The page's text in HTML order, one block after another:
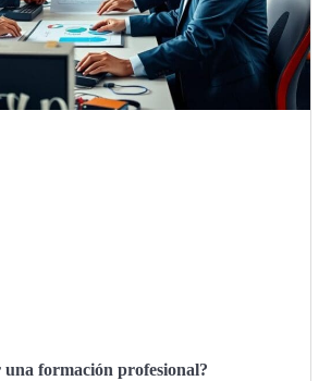
una formación profesional?